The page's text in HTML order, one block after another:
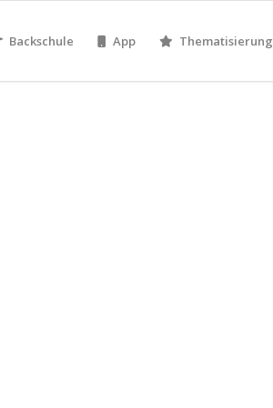
Backschule App Thematisierung